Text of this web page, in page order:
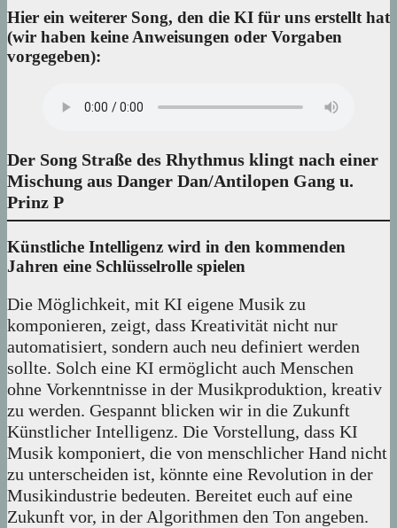
Hier ein weiterer Song, den die KI für uns erstellt hat
(wir haben keine Anweisungen oder Vorgaben
vorgegeben):
Der Song Straße des Rhythmus klingt nach einer
Mischung aus Danger Dan/Antilopen Gang u.
Prinz P
Künstliche Intelligenz wird in den kommenden
Jahren eine Schlüsselrolle spielen
Die Möglichkeit, mit KI eigene Musik zu
komponieren, zeigt, dass Kreativität nicht nur
automatisiert, sondern auch neu definiert werden
sollte. Solch eine KI ermöglicht auch Menschen
ohne Vorkenntnisse in der Musikproduktion, kreativ
zu werden. Gespannt blicken wir in die Zukunft
Künstlicher Intelligenz. Die Vorstellung, dass KI
Musik komponiert, die von menschlicher Hand nicht
zu unterscheiden ist, könnte eine Revolution in der
Musikindustrie bedeuten. Bereitet euch auf eine
Zukunft vor, in der Algorithmen den Ton angeben.